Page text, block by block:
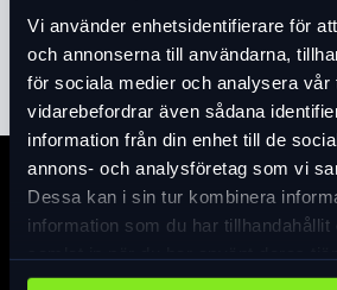
Vi använder enhetsidentifierare för
och annonserna till användarna,
för sociala medier och analysera vår
vidarebefordrar även sådana
information från din enhet till de
annons- och analysföretag som vi
Dessa kan i sin tur kombinera
information som du har tillhandahållit
Läs merexpand_more
Specifikation